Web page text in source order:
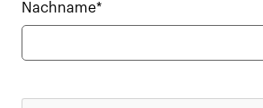
Nachname*